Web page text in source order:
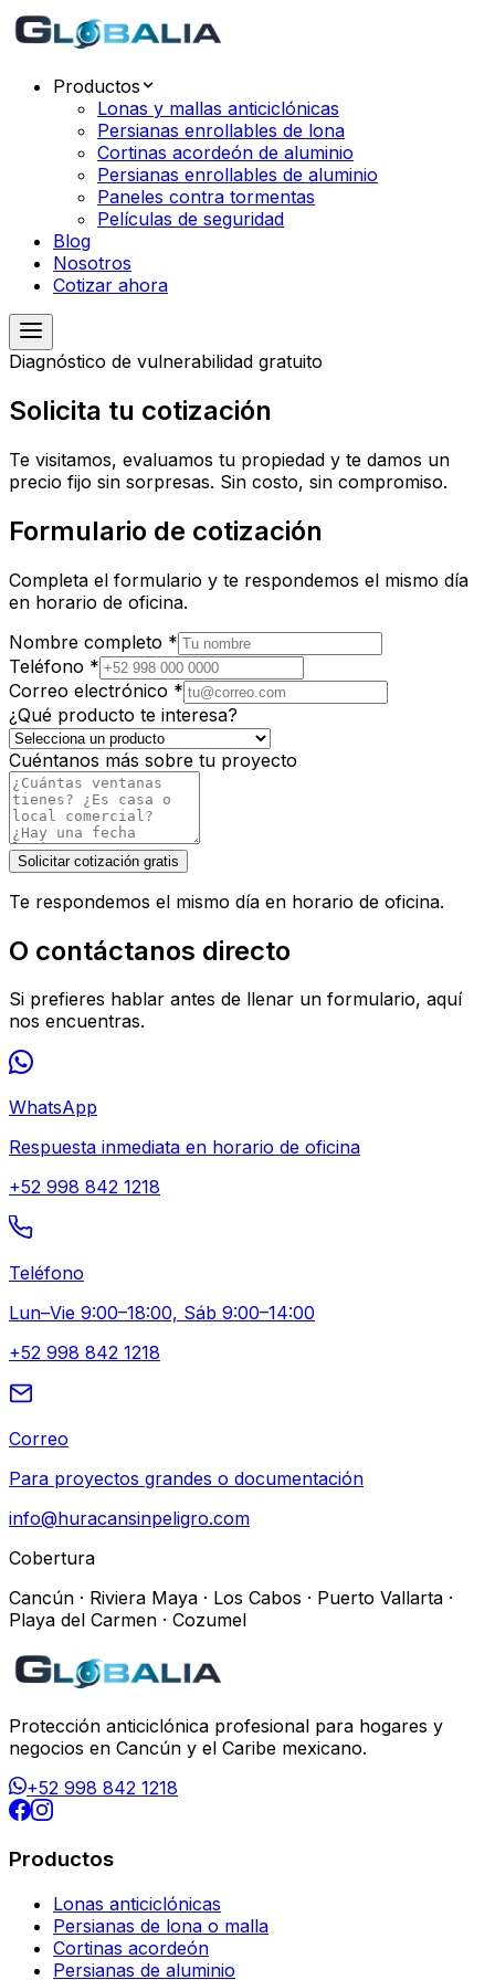
Productos
Lonas y mallas anticiclónicas
Persianas enrollables de lona
Cortinas acordeón de aluminio
Persianas enrollables de aluminio
Paneles contra tormentas
Películas de seguridad
Blog
Nosotros
Cotizar ahora
Diagnóstico de vulnerabilidad gratuito
Solicita tu cotización
Te visitamos, evaluamos tu propiedad y te damos un
precio fijo sin sorpresas. Sin costo, sin compromiso.
Formulario de cotización
Completa el formulario y te respondemos el mismo día
en horario de oficina.
Nombre completo *
Teléfono *
Correo electrónico *
¿Qué producto te interesa?
Cuéntanos más sobre tu proyecto
Solicitar cotización gratis
Te respondemos el mismo día en horario de oficina.
O contáctanos directo
Si prefieres hablar antes de llenar un formulario, aquí
nos encuentras.
WhatsApp
Respuesta inmediata en horario de oficina
+52 998 842 1218
Teléfono
Lun–Vie 9:00–18:00, Sáb 9:00–14:00
+52 998 842 1218
Correo
Para proyectos grandes o documentación
info@huracansinpeligro.com
Cobertura
Cancún · Riviera Maya · Los Cabos · Puerto Vallarta ·
Playa del Carmen · Cozumel
Protección anticiclónica profesional para hogares y
negocios en Cancún y el Caribe mexicano.
+52 998 842 1218
Productos
Lonas anticiclónicas
Persianas de lona o malla
Cortinas acordeón
Persianas de aluminio